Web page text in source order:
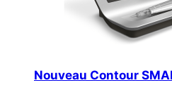
Nouveau Contour